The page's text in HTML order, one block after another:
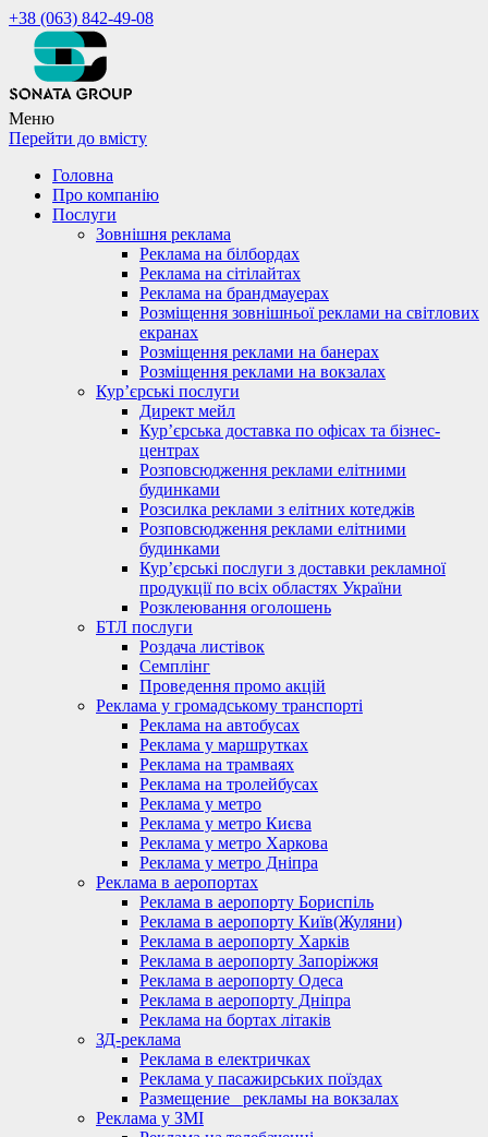
+38 (063) 842-49-08
Меню
Перейти до вмісту
Головна
Про компанію
Послуги
Зовнішня реклама
Реклама на білбордах
Реклама на сітілайтах
Реклама на брандмауерах
Розміщення зовнішньої реклами на світлових
екранах
Розміщення реклами на банерах
Розміщення реклами на вокзалах
Кур’єрські послуги
Директ мейл
Кур’єрська доставка по офісах та бізнес-
центрах
Розповсюдження реклами елітними
будинками
Розсилка реклами з елітних котеджів
Розповсюдження реклами елітними
будинками
Кур’єрські послуги з доставки рекламної
продукції по всіх областях України
Розклеювання оголошень
БТЛ послуги
Роздача листівок
Семплінг
Проведення промо акцій
Реклама у громадському транспорті
Реклама на автобусах
Реклама у маршрутках
Реклама на трамваях
Реклама на тролейбусах
Реклама у метро
Реклама у метро Києва
Реклама у метро Харкова
Реклама у метро Дніпра
Реклама в аеропортах
Реклама в аеропорту Бориспіль
Реклама в аеропорту Київ(Жуляни)
Реклама в аеропорту Харків
Реклама в аеропорту Запоріжжя
Реклама в аеропорту Одеса
Реклама в аеропорту Дніпра
Реклама на бортах літаків
ЗД-реклама
Реклама в електричках
Реклама у пасажирських поїздах
Размещение_ рекламы на вокзалах
Реклама у ЗМІ